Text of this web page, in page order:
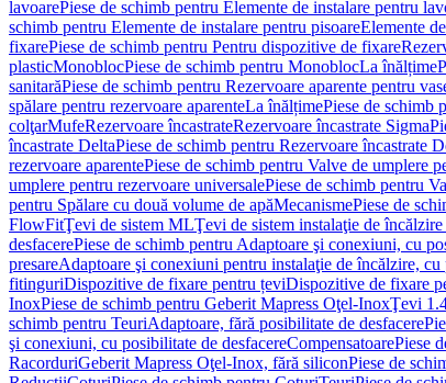
lavoarePiese de schimb pentru Elemente de instalare pentru
schimb pentru Elemente de instalare pentru pisoareElemente
fixarePiese de schimb pentru Pentru dispozitive de fixare
plasticMonoblocPiese de schimb pentru MonoblocLa înălțime
sanitarăPiese de schimb pentru Rezervoare aparente pentru
spălare pentru rezervoare aparenteLa înălțimePiese de schimb
colţarMufeRezervoare încastrateRezervoare încastrate Sigma
încastrate DeltaPiese de schimb pentru Rezervoare încastrate
rezervoare aparentePiese de schimb pentru Valve de umplere
umplere pentru rezervoare universalePiese de schimb pentru
pentru Spălare cu două volume de apăMecanismePiese de
FlowFitŢevi de sistem MLŢevi de sistem instalaţie de
desfacerePiese de schimb pentru Adaptoare şi conexiuni, cu
presareAdaptoare şi conexiuni pentru instalaţie de încălzire, cu
fitinguriDispozitive de fixare pentru țeviDispozitive de fixare
InoxPiese de schimb pentru Geberit Mapress Oţel-InoxŢevi
schimb pentru TeuriAdaptoare, fără posibilitate de desfacere
şi conexiuni, cu posibilitate de desfacereCompensatoarePiese
RacorduriGeberit Mapress Oţel-Inox, fără siliconPiese de